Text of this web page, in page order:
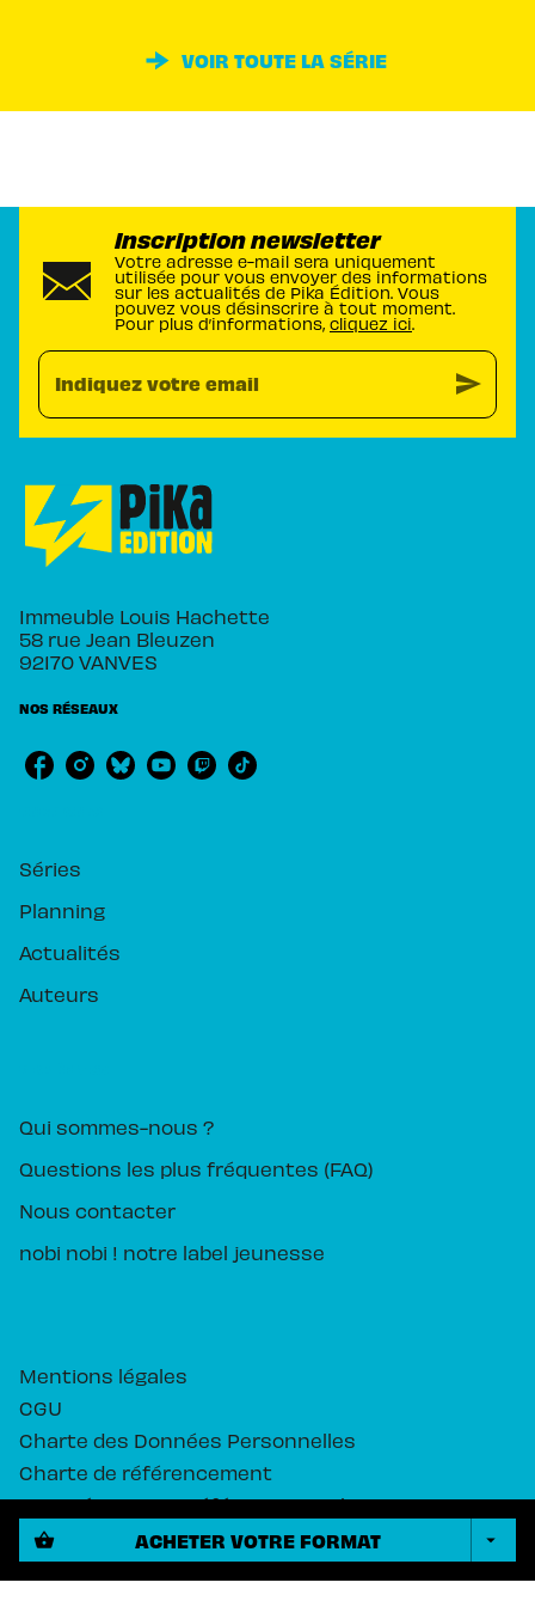
shopping_basket ACHETER VOTRE FORMAT arrow_drop_down
VOIR TOUTE LA SÉRIE
Inscription newsletter
Votre adresse e-mail sera uniquement
utilisée pour vous envoyer des informations
sur les actualités de Pika Édition. Vous
pouvez vous désinscrire à tout moment.
Pour plus d’informations, cliquez ici.
Indiquez votre email send
Immeuble Louis Hachette
58 rue Jean Bleuzen
92170 VANVES
NOS RÉSEAUX
Séries
Planning
Actualités
Auteurs
Qui sommes-nous ?
Questions les plus fréquentes (FAQ)
Nous contacter
nobi nobi ! notre label jeunesse
Mentions légales
CGU
Charte des Données Personnelles
Charte de référencement
Paramétrez vos préférences cookies